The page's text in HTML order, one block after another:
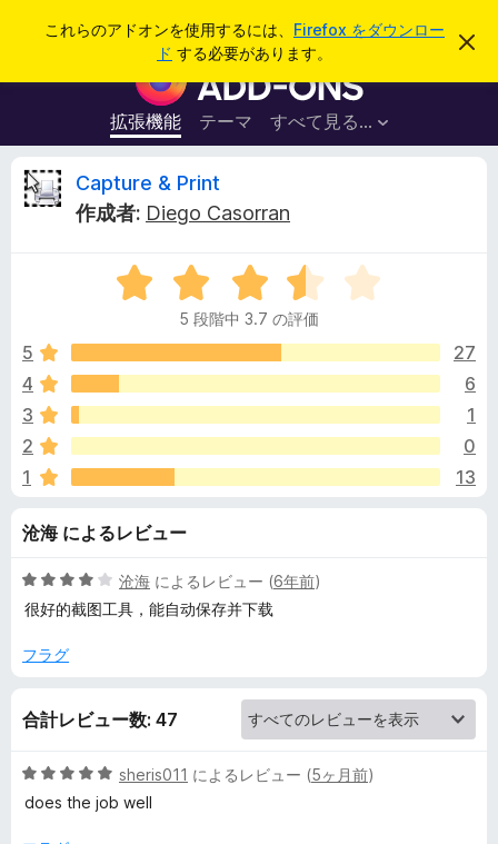
これらのアドオンを使用するには、 Firefox をダウンロー
ド する必要があります。
こ
を
F
i
r
e
x
ラ
ウ
ザ
ー
ド
オ
ン
拡張機能 テーマ すべて見る...
ログイン
C
t
u
r
e
&
P
i
n
Capture & Print
作成者: Diego Casorran
5
段
中
.
の
価
5 段階中 3.7 の評価
5
27
4
6
3
1
2
0
1
13
沧海 によるレビュー
5
段
中
評
沧海 によるレビュー (6年前)
很好的截图工具，能自动保存并下载
フラグ
合計レビュー数: 47
5
段
sheris011 によるレビュー (5ヶ月前)
does the job well